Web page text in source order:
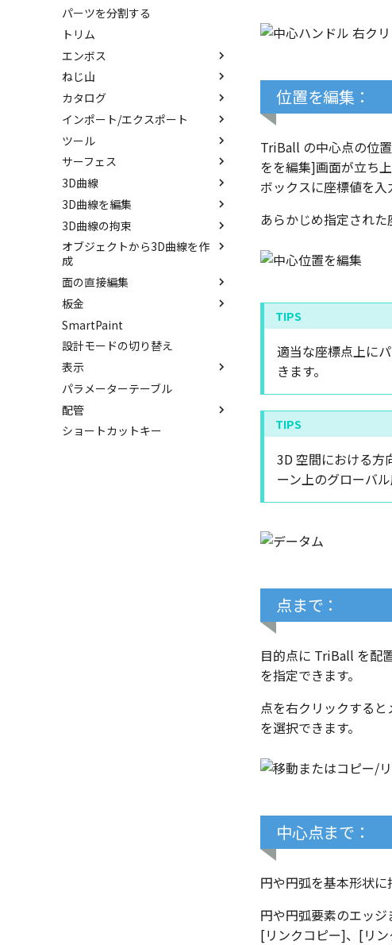
ミラー
直線配列/円形配列
フィレット
延長
分割
トリム
重複を削除
隙間を検索
ガイドラインを使用したロフト
スケッチを抽出
パーツを分割する
トリム
エンボス
エンボス
ラップエンボス
ねじ山
ねじ山
略図ねじ山
カタログ
カタログ
カタログセット
お気に入りカタログ
パーツの入れ替え
ProActiveBOM
カタログの右クリックメニュー
インポート/エクスポート
インポート
エクスポート
ツール
配置拘束
拘束関係の表示
親に固定
メカニズムモード
干渉チェック
解析
√aエラーチェック
隙間チェック
再生成
表示を再作成
抑制[非表示]
ゴーストパーツに設定
シェイプを合体
面を IntelliShape に変換
サーフェス
サーフェスを作成
スピン サーフェス
スイープ サーフェス
ロフト サーフェス
ルールド サーフェス
面からサーフェスを作成
メッシュサーフェス
面間フィレット
凝固
縫合
パッチ
3D曲線
直線
円
円弧
長方形
多角形
点
楕円
スプライン
らせん
サーフェス上のスプライン
動的フィレット
Triballで点を挿入
3D曲線を編集
トリム
移動
フィレット/面取り
サイズ変更
配列
ミラー
軸でミラー
回転
3D曲線の拘束
3D曲線に寸法を指定
3D曲線に拘束を設定
オブジェクトから3D曲線を作
成
3D 曲線を編集
3D 曲線を作成
交差曲線
投影曲線
曲線をラップ
アイソパラメトリック曲線
ブリッジ曲線
面の直接編集
面を移動
面を削除
面をマッチ
面をオフセット
面の半径を編集
面を分割
板金
展開/展開解除
ロフト
スケッチベンドの作成
切り抜き
成形ツール
ベンド角
SmartPaint
設計モードの切り替え
表示
スポイトへ抽出
今すぐレンダリング
アニメーション
パラメーターテーブル
配管
配管コマンド
ショートカットキー
位置を編集：
TriBall の中心点の位
をを編集]画面が立ち
ボックスに座標値を入
あらかじめ指定された
適当な座標点上に
きます。
3D 空間における方
ーン上のグローバ
点まで：
目的点に TriBall を配
を指定できます。
点を右クリックする
を選択できます。
中心点まで：
円や円弧を基本形状に
円や円弧要素のエッ
[リンクコピー]、[リン